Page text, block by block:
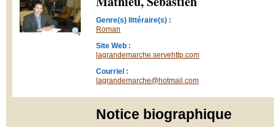
Genre(s) littéraire(s) :
Roman
Site Web :
lagrandemarche.servehttp.com
Courriel :
lagrandemarche@hotmail.com
Notice biographique